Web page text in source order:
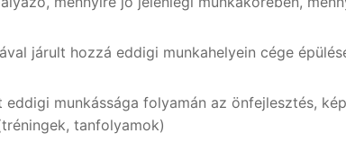
járult hozzá eddigi munkahelyein cége
munkássága folyamán az önfejlesztés,
tanfolyamok)